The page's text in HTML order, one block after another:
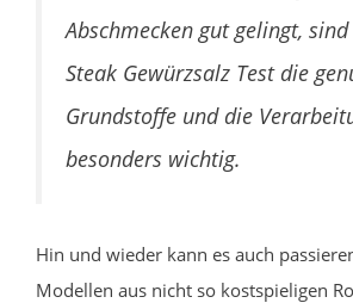
Abschmecken gut gelingt,
Steak Gewürzsalz Test die
Grundstoffe und die
besonders wichtig.
Hin und wieder kann es auch
Modellen aus nicht so kostspieligen